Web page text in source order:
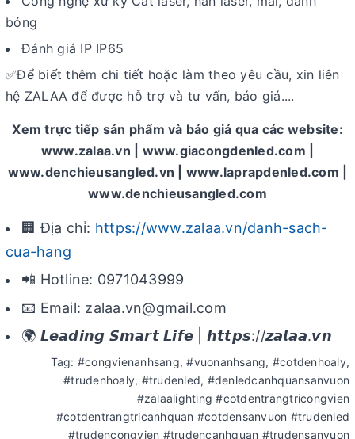
bóng
Đánh giá IP IP65
✅Để biết thêm chi tiết hoặc làm theo yêu cầu, xin liên
hệ ZALAA để được hỗ trợ và tư vấn, báo giá....
Xem trực tiếp sản phẩm và báo giá qua các website:
www.zalaa.vn | www.giacongdenled.com |
www.denchieusangled.vn | www.laprapdenled.com |
www.denchieusangled.com
🏢 Địa chỉ: https://www.zalaa.vn/danh-sach-
cua-hang
📲 Hotline: 0971043999
📧 Email: zalaa.vn@gmail.com
🌍 𝙇𝙚𝙖𝙙𝙞𝙣𝙜 𝙎𝙢𝙖𝙧𝙩 𝙇𝙞𝙛𝙚 | 𝙝𝙩𝙩𝙥𝙨://𝙯𝙖𝙡𝙖𝙖.𝙫𝙣
Tag: #congvienanhsang, #vuonanhsang, #cotdenhoaly,
#trudenhoaly, #trudenled, #denledcanhquansanvuon
#zalaalighting #cotdentrangtricongvien
#cotdentrangtricanhquan #cotdensanvuon #trudenled
#trudencongvien #trudencanhquan #trudensanvuon